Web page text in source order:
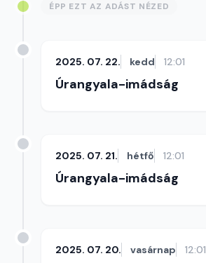
ÉPP EZT AZ ADÁST NÉZED
2025. 07. 22. kedd 12:01
Úrangyala-imádság
2025. 07. 21. hétfő 12:01
Úrangyala-imádság
2025. 07. 20. vasárnap 12:01